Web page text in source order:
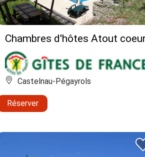
Chambres d'hôtes Atout
Castelnau-Pégayrols
Réserver